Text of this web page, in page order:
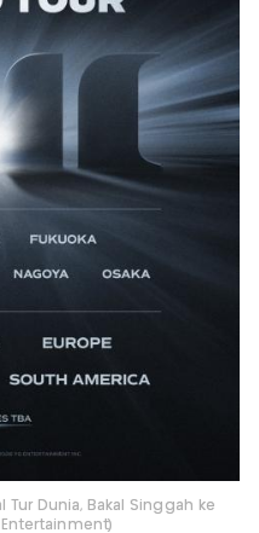
Tur Dunia, Bakal Singgah ke
Entertainment)